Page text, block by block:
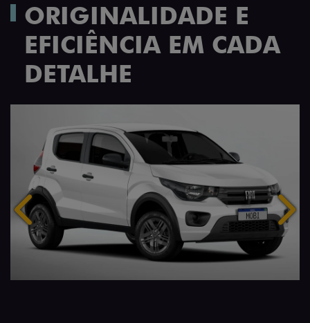
ORIGINALIDADE E
EFICIÊNCIA EM CADA
DETALHE
Anterior